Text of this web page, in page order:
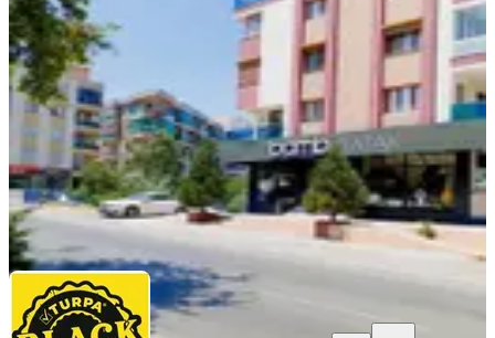
Karşıyaka, Dedebaşı Mahallesi
4. Kat 04.08.2026
34.000 ₺
Turpa BlackTunay Özkan
Ara